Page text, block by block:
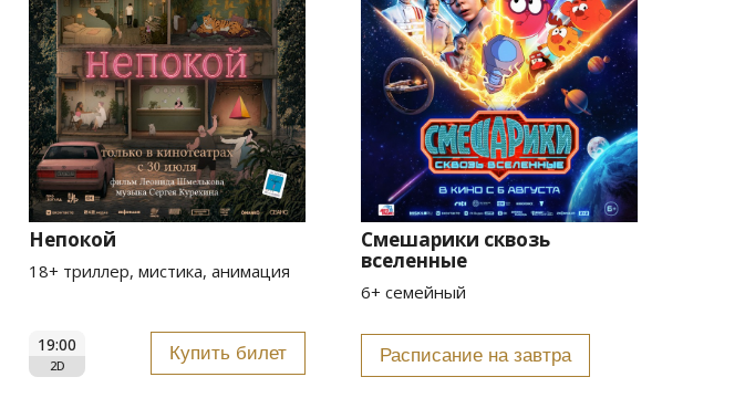
Непокой
18+ триллер, мистика, анимация
19:00
2D
Купить билет
Смешарики сквозь
вселенные
6+ семейный
Расписание на завтра